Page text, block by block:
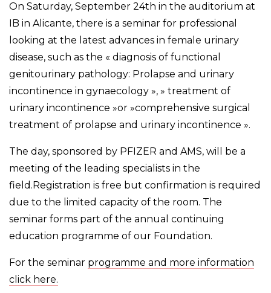
On Saturday, September 24th in the auditorium at
IB in Alicante, there is a seminar for professional
looking at the latest advances in female urinary
disease, such as the « diagnosis of functional
genitourinary pathology: Prolapse and urinary
incontinence in gynaecology », » treatment of
urinary incontinence »or »comprehensive surgical
treatment of prolapse and urinary incontinence ».
The day, sponsored by PFIZER and AMS, will be a
meeting of the leading specialists in the
field.Registration is free but confirmation is required
due to the limited capacity of the room. The
seminar forms part of the annual continuing
education programme of our Foundation.
For the seminar programme and more information
click here.